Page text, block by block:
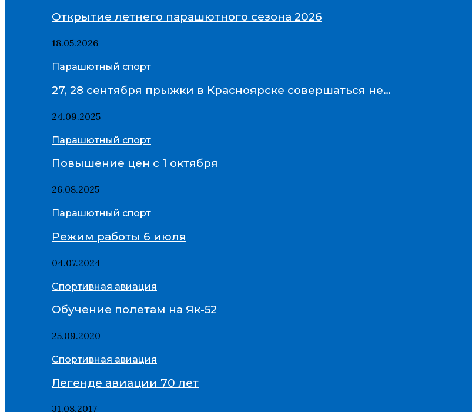
Открытие летнего парашютного сезона 2026
18.05.2026
Парашютный спорт
27, 28 сентября прыжки в Красноярске совершаться не…
24.09.2025
Парашютный спорт
Повышение цен с 1 октября
26.08.2025
Парашютный спорт
Режим работы 6 июля
04.07.2024
Спортивная авиация
Обучение полетам на Як-52
25.09.2020
Спортивная авиация
Легенде авиации 70 лет
31.08.2017